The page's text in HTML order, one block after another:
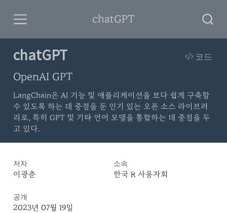
chatGPT
chatGPT 코드
OpenAI GPT
LangChain은 AI 기능 및 애플리케이션을 보다 쉽게 구축할
수 있도록 하는 데 중점을 둔 인기 있는 오픈 소스 라이브러
리로, 특히 GPT 및 기타 언어 모델을 통합하는 데 중점을 두
고 있다.
저자 소속
이광춘 한국 R 사용자회
공개
2023년 07월 19일